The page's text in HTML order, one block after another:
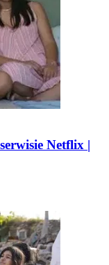
Netflix |